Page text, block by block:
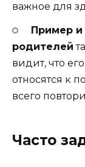
важное для
Пример
родителей
видит, что
относятся к
всего
Часто